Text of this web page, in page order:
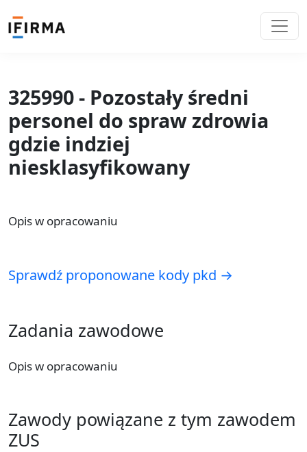
325990 - Pozostały średni
personel do spraw zdrowia
gdzie indziej
niesklasyfikowany
Opis w opracowaniu
Sprawdź proponowane kody pkd →
Zadania zawodowe
Opis w opracowaniu
Zawody powiązane z tym zawodem
ZUS